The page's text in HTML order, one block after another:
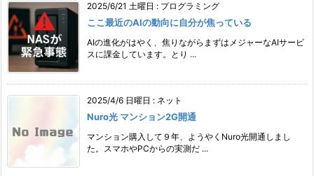
2025/6/21 土曜日 : プログラミング
ここ最近のAIの動向に自分が焦っている
AIの進化がはやく、焦りながらまずはメジャーなAIサービ
スに課金しています。とり ...
2025/4/6 日曜日 : ネット
Nuro光 マンション2G開通
マンション購入して９年、ようやくNuro光開通しまし
た。スマホやPCからの実測だ ...